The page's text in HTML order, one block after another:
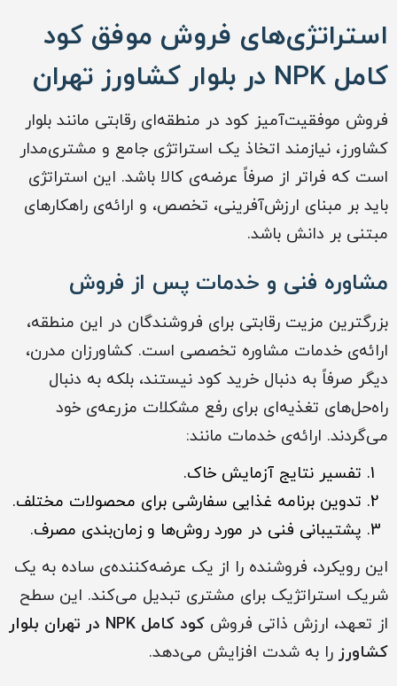
استراتژی‌های فروش موفق کود
کامل NPK در بلوار کشاورز تهران
فروش موفقیت‌آمیز کود در منطقه‌ای رقابتی مانند بلوار
کشاورز، نیازمند اتخاذ یک استراتژی جامع و مشتری‌مدار
است که فراتر از صرفاً عرضه‌ی کالا باشد. این استراتژی
باید بر مبنای ارزش‌آفرینی، تخصص، و ارائه‌ی راهکارهای
مبتنی بر دانش باشد.
مشاوره فنی و خدمات پس از فروش
بزرگترین مزیت رقابتی برای فروشندگان در این منطقه،
ارائه‌ی خدمات مشاوره تخصصی است. کشاورزان مدرن،
دیگر صرفاً به دنبال خرید کود نیستند، بلکه به دنبال
راه‌حل‌های تغذیه‌ای برای رفع مشکلات مزرعه‌ی خود
می‌گردند. ارائه‌ی خدمات مانند:
تفسیر نتایج آزمایش خاک.
تدوین برنامه غذایی سفارشی برای محصولات مختلف.
پشتیبانی فنی در مورد روش‌ها و زمان‌بندی مصرف.
این رویکرد، فروشنده را از یک عرضه‌کننده‌ی ساده به یک
شریک استراتژیک برای مشتری تبدیل می‌کند. این سطح
از تعهد، ارزش ذاتی فروش
کود کامل NPK در تهران بلوار
کشاورز را به شدت افزایش می‌دهد.